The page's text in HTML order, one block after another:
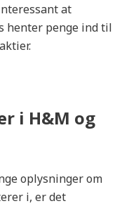
at
henter penge ind til
i H&M og
oplysninger om
i, er det